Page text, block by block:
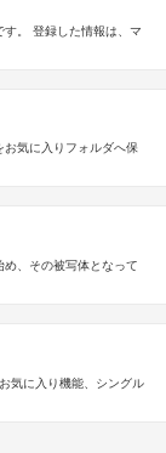
。 登録した情報は、マ
気に入りフォルダへ保
、その被写体となって
気に入り機能、シングル